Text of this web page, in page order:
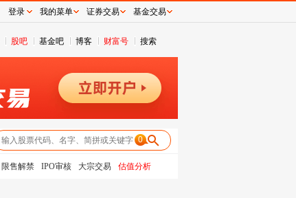
股吧 基金吧 博客 财富号 搜索
0
限售解禁 IPO审核 大宗交易 估值分析
登录 我的菜单 证券交易 基金交易